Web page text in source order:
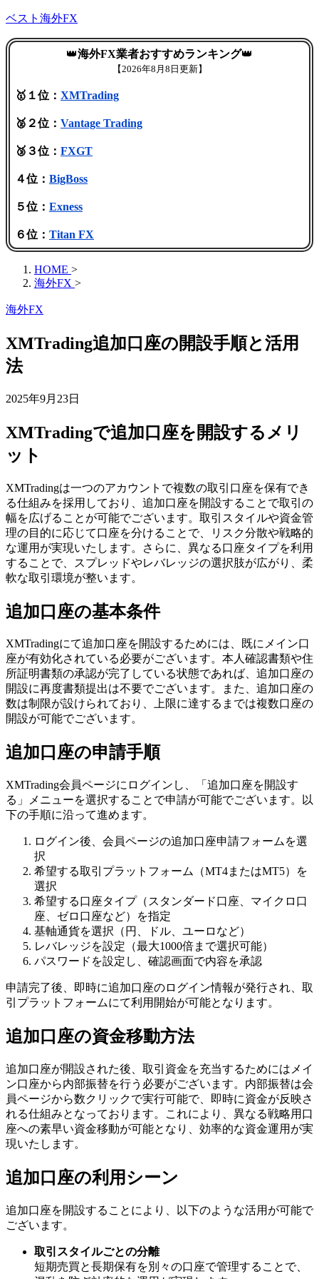
ベスト海外FX
👑海外FX業者おすすめランキング👑
【2026年8月8日更新】
🥇１位： XMTrading
🥈２位： Vantage Trading
🥉３位： FXGT
４位： BigBoss
５位： Exness
６位： Titan FX
HOME >
海外FX >
海外FX
XMTrading追加口座の開設手順と活用
法
2025年9月23日
XMTradingで追加口座を開設するメリ
ット
XMTradingは一つのアカウントで複数の取引口座を保有でき
る仕組みを採用しており、追加口座を開設することで取引の
幅を広げることが可能でございます。取引スタイルや資金管
理の目的に応じて口座を分けることで、リスク分散や戦略的
な運用が実現いたします。さらに、異なる口座タイプを利用
することで、スプレッドやレバレッジの選択肢が広がり、柔
軟な取引環境が整います。
追加口座の基本条件
XMTradingにて追加口座を開設するためには、既にメイン口
座が有効化されている必要がございます。本人確認書類や住
所証明書類の承認が完了している状態であれば、追加口座の
開設に再度書類提出は不要でございます。また、追加口座の
数は制限が設けられており、上限に達するまでは複数口座の
開設が可能でございます。
追加口座の申請手順
XMTrading会員ページにログインし、「追加口座を開設す
る」メニューを選択することで申請が可能でございます。以
下の手順に沿って進めます。
ログイン後、会員ページの追加口座申請フォームを選
択
希望する取引プラットフォーム（MT4またはMT5）を
選択
希望する口座タイプ（スタンダード口座、マイクロ口
座、ゼロ口座など）を指定
基軸通貨を選択（円、ドル、ユーロなど）
レバレッジを設定（最大1000倍まで選択可能）
パスワードを設定し、確認画面で内容を承認
申請完了後、即時に追加口座のログイン情報が発行され、取
引プラットフォームにて利用開始が可能となります。
追加口座の資金移動方法
追加口座が開設された後、取引資金を充当するためにはメイ
ン口座から内部振替を行う必要がございます。内部振替は会
員ページから数クリックで実行可能で、即時に資金が反映さ
れる仕組みとなっております。これにより、異なる戦略用口
座への素早い資金移動が可能となり、効率的な資金運用が実
現いたします。
追加口座の利用シーン
追加口座を開設することにより、以下のような活用が可能で
ございます。
取引スタイルごとの分離
短期売買と長期保有を別々の口座で管理することで、